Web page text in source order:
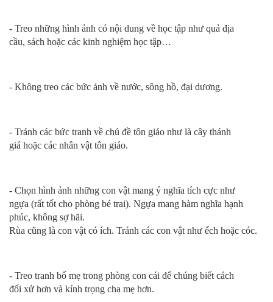
- Treo những hình ảnh có nội dung về học tập như quả địa
cầu, sách hoặc các kinh nghiệm học tập…
- Không treo các bức ảnh về nước, sông hồ, đại dương.
- Tránh các bức tranh về chủ đề tôn giáo như là cây thánh
giá hoặc các nhân vật tôn giáo.
- Chọn hình ảnh những con vật mang ý nghĩa tích cực như
ngựa (rất tốt cho phòng bé trai). Ngựa mang hàm nghĩa hạnh
phúc, không sợ hãi.
Rùa cũng là con vật có ích. Tránh các con vật như ếch hoặc cóc.
- Treo tranh bố mẹ trong phòng con cái để chúng biết cách
đối xử hơn và kính trọng cha mẹ hơn.